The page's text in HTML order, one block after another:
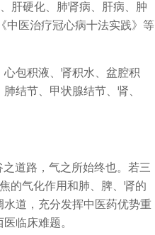
肝硬化、肺肾病、肝病、肿
中医治疗冠心病十法实践》等
包积液、肾积水、盆腔积
结节、甲状腺结节、肾、
道路，气之所始终也。若三
的气化作用和肺、脾、肾的
道，充分发挥中医药优势重
临床难题。